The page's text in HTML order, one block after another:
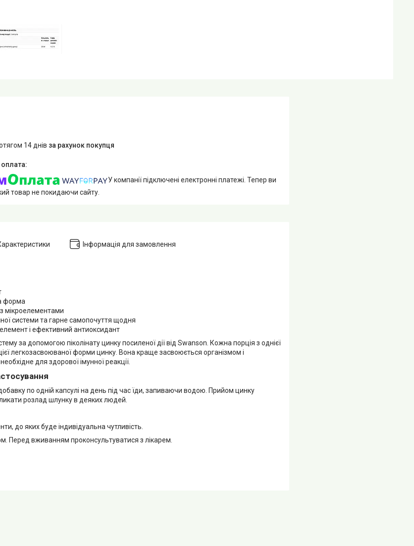
14 днів за рахунок покупця
У компанії підключені електронні платежі. Тепер ви
товар не покидаючи сайту.
Інформація для замовлення
форма
мікроелементами
системи та гарне самопочуття щодня
і ефективний антиоксидант
за допомогою піколінату цинку посиленої дії від Swanson. Кожна порція з однієї
легкозасвоюваної форми цинку. Вона краще засвоюється організмом і
для здорової імунної реакції.
по одній капсулі на день під час їди, запиваючи водою. Прийом цинку
розлад шлунку в деяких людей.
до яких буде індивідуальна чутливість.
Перед вживанням проконсультуватися з лікарем.